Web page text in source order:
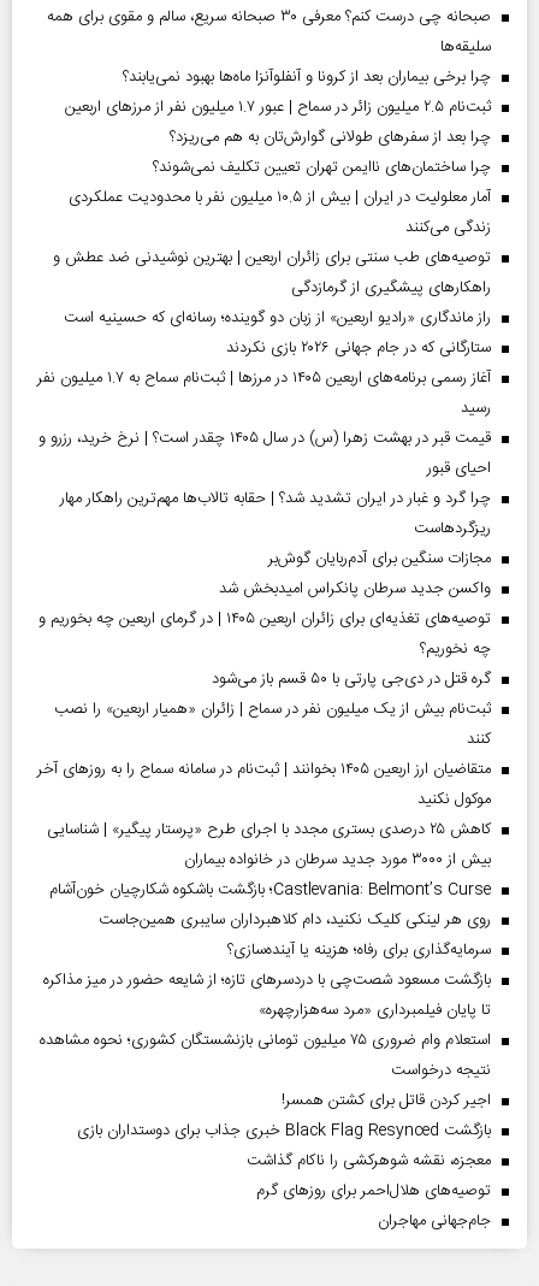
صبحانه چی درست کنم؟ معرفی ۳۰ صبحانه سریع، سالم و مقوی برای همه
سلیقه‌ها
چرا برخی بیماران بعد از کرونا و آنفلوآنزا ماه‌ها بهبود نمی‌یابند؟
ثبت‌نام ۲.۵ میلیون زائر در سماح | عبور ۱.۷ میلیون نفر از مرز‌های اربعین
چرا بعد از سفرهای طولانی گوارش‌تان به هم می‌ریزد؟
چرا ساختمان‌های ناایمن تهران تعیین تکلیف نمی‌شوند؟
آمار معلولیت در ایران | بیش از ۱۰.۵ میلیون نفر با محدودیت عملکردی
زندگی می‌کنند
توصیه‌های طب سنتی برای زائران اربعین | بهترین نوشیدنی ضد عطش و
راهکارهای پیشگیری از گرمازدگی
راز ماندگاری «رادیو اربعین» از زبان دو گوینده؛ رسانه‌ای که حسینیه است
ستارگانی که در جام جهانی ۲۰۲۶ بازی نکردند
آغاز رسمی برنامه‌های اربعین ۱۴۰۵ در مرز‌ها | ثبت‌نام سماح به ۱.۷ میلیون نفر
رسید
قیمت قبر در بهشت زهرا (س) در سال ۱۴۰۵ چقدر است؟ | نرخ خرید، رزرو و
احیای قبور
چرا گرد و غبار در ایران تشدید شد؟ | حقابه تالاب‌ها مهم‌ترین راهکار مهار
ریزگردهاست
مجازات سنگین برای آدم‌ربایان گوش‌بر
واکسن جدید سرطان پانکراس امیدبخش شد
توصیه‌های تغذیه‌ای برای زائران اربعین ۱۴۰۵ | در گرمای اربعین چه بخوریم و
چه نخوریم؟
گره قتل در دی‌جی پارتی با ۵۰ قسم باز می‌شود
ثبت‌نام بیش از یک میلیون نفر در سماح | زائران «همیار اربعین» را نصب
کنند
متقاضیان ارز اربعین ۱۴۰۵ بخوانند | ثبت‌نام در سامانه سماح را به روز‌های آخر
موکول نکنید
کاهش ۲۵ درصدی بستری مجدد با اجرای طرح «پرستار پیگیر» | شناسایی
بیش از ۳۰۰۰ مورد جدید سرطان در خانواده بیماران
Castlevania: Belmont’s Curse؛ بازگشت باشکوه شکارچیان خون‌آشام
روی هر لینکی کلیک نکنید، دام کلاهبرداران سایبری همین‌جاست
سرمایه‌گذاری برای رفاه؛ هزینه یا آینده‌سازی؟
بازگشت مسعود شصت‌چی با دردسر‌های تازه؛ از شایعه حضور در میز مذاکره
تا پایان فیلمبرداری «مرد سه‌هزارچهره»
استعلام وام ضروری ۷۵ میلیون تومانی بازنشستگان کشوری؛ نحوه مشاهده
نتیجه درخواست
اجیر کردن قاتل برای کشتن همسر!
بازگشت Black Flag Resynced خبری جذاب برای دوستداران بازی
معجزه، نقشه شوهرکشی را ناکام گذاشت
توصیه‌های هلال‌احمر برای روز‌های گرم
جام‌جهانی مهاجران